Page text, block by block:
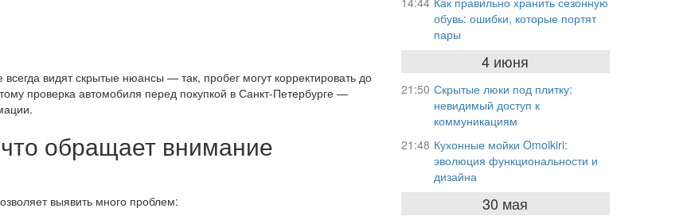
видят скрытые нюансы — так, пробег могут корректировать до
проверка автомобиля перед покупкой в Санкт‑Петербурге —
обращает внимание
выявить много проблем:
обувь: ошибки, которые портят
пары
4 июня
21:50 Скрытые люки под плитку:
невидимый доступ к
коммуникациям
21:48 Кухонные мойки Omoikiri:
эволюция функциональности и
дизайна
30 мая